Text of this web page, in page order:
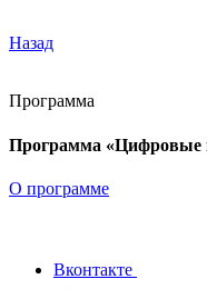
Назад
Программа
Программа «Цифровые
О программе
Вконтакте